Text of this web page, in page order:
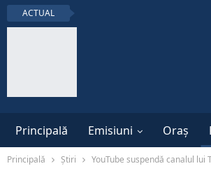
ACTUAL
Principală Emisiuni Oraș
Principală Știri YouTube suspendă canalul lui